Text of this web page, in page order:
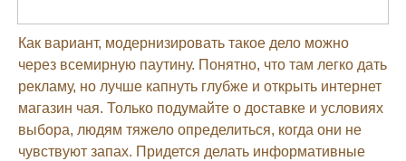
Как вариант, модернизировать такое дело можно
через всемирную паутину. Понятно, что там легко дать
рекламу, но лучше капнуть глубже и открыть интернет
магазин чая. Только подумайте о доставке и условиях
выбора, людям тяжело определиться, когда они не
чувствуют запах. Придется делать информативные